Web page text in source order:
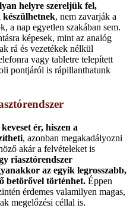
helyre szereljük fel,
készülhetnek, nem zavarják a
a nap egyetlen szakában sem.
képesek, mint az analóg
rá és vezetékek nélkül
vagy tabletre telepített
pontjáról is rápillanthatunk
ér, hiszen a
, azonban megakadályozni
akár a felvételeket is
riasztórendszer
az egyik legrosszabb,
betörővel történhet. Éppen
érdemes valamilyen magas,
megelőzési céllal is.